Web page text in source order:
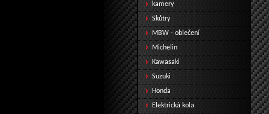
kamery
Skůtry
MBW - oblečení
Michelin
Kawasaki
Suzuki
Honda
Elektrická kola